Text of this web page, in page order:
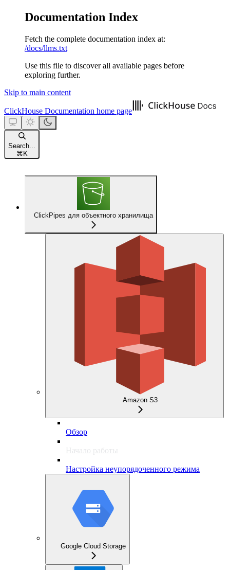
Documentation Index
Fetch the complete documentation index at:
/docs/llms.txt
Use this file to discover all available pages before
exploring further.
Skip to main content
ClickHouse Documentation home page
Search...
⌘ K
ClickPipes для объектного хранилища
Amazon S3
Обзор
Начало работы
Настройка неупорядоченного режима
Google Cloud Storage